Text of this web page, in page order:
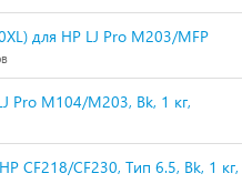
для HP LJ Pro M203/MFP
Pro M104/М203, Bk, 1 кг,
CF218/CF230, Тип 6.5, Bk, 1 кг,